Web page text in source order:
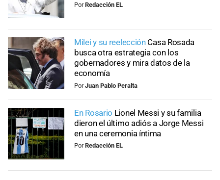
PorRedacción EL
Milei y su reelección Casa Rosada
busca otra estrategia con los
gobernadores y mira datos de la
economía
PorJuan Pablo Peralta
En Rosario Lionel Messi y su familia
dieron el último adiós a Jorge Messi
en una ceremonia íntima
PorRedacción EL